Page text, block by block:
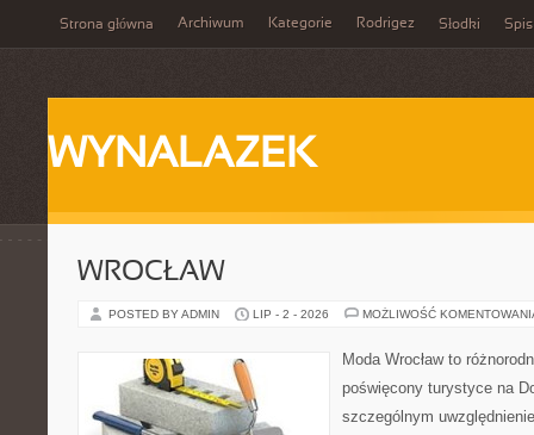
Strona główna Archiwum Kategorie Rodrigez Słodki Spis
WYNALAZEK
WROCŁAW
POSTED BY ADMIN LIP - 2 - 2026 MOŻLIWOŚĆ
Moda Wrocław to
poświęcony turystyce na
szczególnym